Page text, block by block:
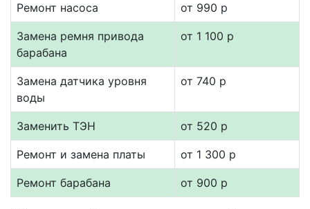
Ремонт насоса от 990 р
Замена ремня привода
барабана
от 1 100 р
Замена датчика уровня
воды
от 740 р
Заменить ТЭН от 520 р
Ремонт и замена платы от 1 300 р
Ремонт барабана от 900 р